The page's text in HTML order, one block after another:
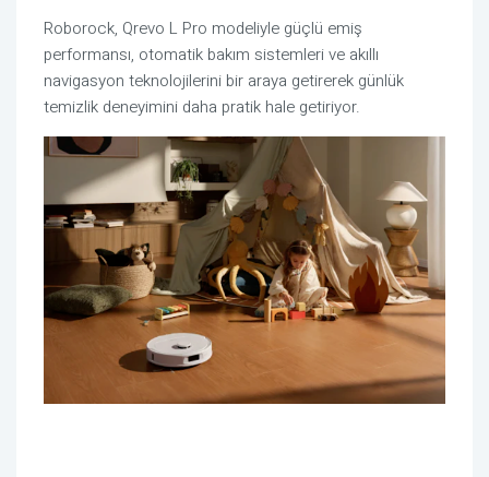
Roborock, Qrevo L Pro modeliyle güçlü emiş
performansı, otomatik bakım sistemleri ve akıllı
navigasyon teknolojilerini bir araya getirerek günlük
temizlik deneyimini daha pratik hale getiriyor.